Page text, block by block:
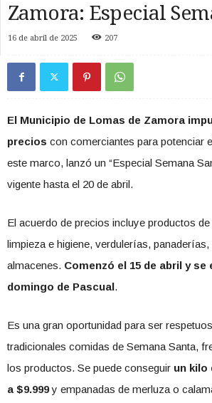
Zamora: Especial
16 de abril de 2025 207
El Municipio de Lomas de Zamora
precios con comerciantes para potenciar
este marco, lanzó un “Especial Semana
vigente hasta el 20 de abril.
El acuerdo de precios incluye productos
limpieza e higiene, verdulerías,
almacenes. Comenzó el 15 de abril y
domingo de Pascual.
Es una gran oportunidad para ser
tradicionales comidas de Semana Santa,
los productos. Se puede conseguir un kilo
a $9.999y empanadas de merluza o